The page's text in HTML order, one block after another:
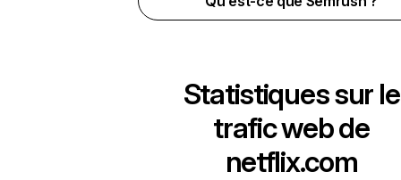
Statistiques sur le
trafic web de
netflix.com